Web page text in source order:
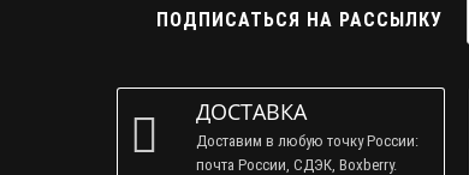
ПОДПИСАТЬСЯ НА РАССЫЛКУ
ДОСТАВКА
Доставим в любую точку России:
почта России, СДЭК, Boxberry.